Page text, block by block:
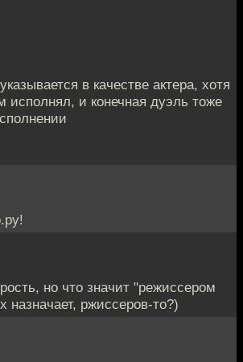
в качестве актера, хотя
исполнял, и конечная дуэль тоже
но что значит "режиссером
назначает, ржиссеров-то?)